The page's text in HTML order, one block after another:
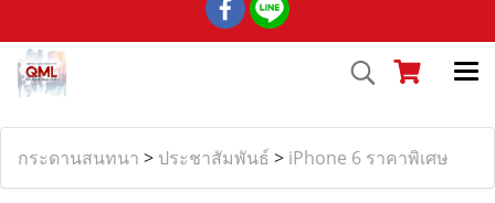
กระดานสนทนา > ประชาสัมพันธ์ > iPhone 6 ราคาพิเศษ